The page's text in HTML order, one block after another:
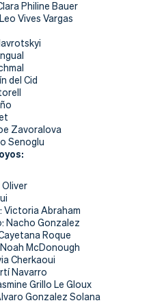
Philine Bauer
Vives Vargas
del Cid
Zavoralova
Senoglu
Oliver
Victoria Abraham
Nacho Gonzalez
Roque
McDonough
Cherkaoui
Navarro
Grillo Le Gloux
Gonzalez Solana